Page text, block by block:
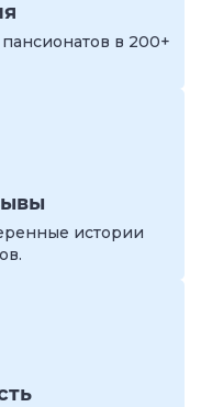
пансионатов в 200+
истории